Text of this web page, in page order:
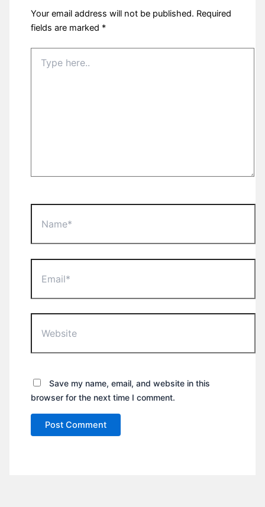
Your email address will not be published. Required
fields are marked *
here..
Save my name, email, and website in this
browser for the next time I comment.